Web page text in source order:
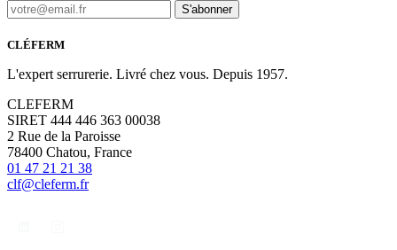
S'abonner
CLÉFERM
L'expert serrurerie. Livré chez vous. Depuis 1957.
CLEFERM
SIRET 444 446 363 00038
2 Rue de la Paroisse
78400 Chatou, France
01 47 21 21 38
clf@cleferm.fr